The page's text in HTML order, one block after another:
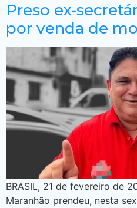
Preso ex-
por venda de
BRASIL, 21 de fevereiro de
Maranhão prendeu, nesta